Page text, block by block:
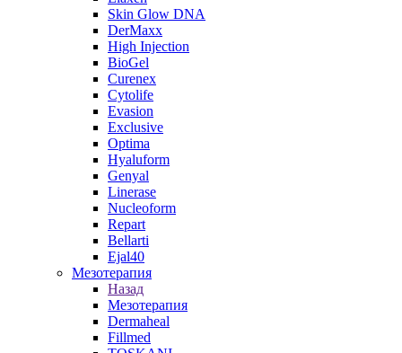
Skin Glow DNA
DerMaxx
High Injection
BioGel
Curenex
Cytolife
Evasion
Exclusive
Optima
Hyaluform
Genyal
Linerase
Nucleoform
Repart
Bellarti
Ejal40
Мезотерапия
Назад
Мезотерапия
Dermaheal
Fillmed